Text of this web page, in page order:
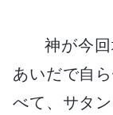
神が今
あいだで自
べて、サタ